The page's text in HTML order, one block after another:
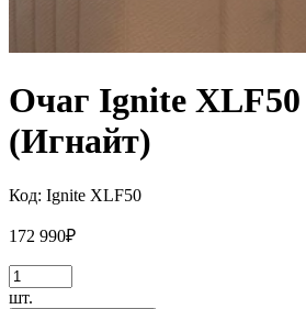
Очаг Ignite XLF50
(Игнайт)
Код: Ignite XLF50
172 990₽
шт.